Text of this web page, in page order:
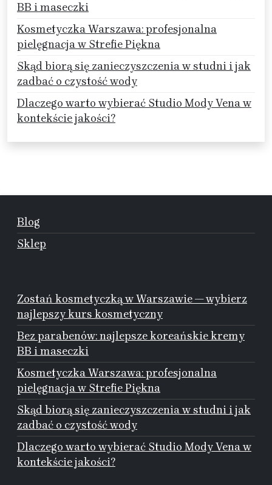
BB i maseczki
Kosmetyczka Warszawa: profesjonalna
pielęgnacja w Strefie Piękna
Skąd biorą się zanieczyszczenia w studni i jak
zadbać o czystość wody
Dlaczego warto wybierać Studio Mody Vena w
kontekście jakości?
Blog
Sklep
Zostań kosmetyczką w Warszawie — wybierz
najlepszy kurs kosmetyczny
Bez parabenów: najlepsze koreańskie kremy
BB i maseczki
Kosmetyczka Warszawa: profesjonalna
pielęgnacja w Strefie Piękna
Skąd biorą się zanieczyszczenia w studni i jak
zadbać o czystość wody
Dlaczego warto wybierać Studio Mody Vena w
kontekście jakości?